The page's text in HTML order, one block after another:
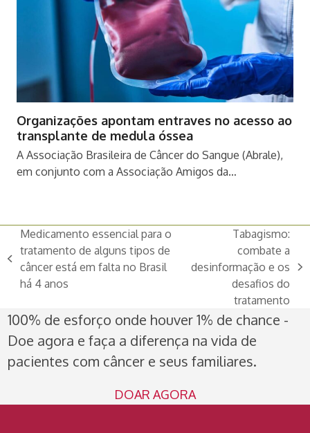
Organizações apontam entraves no acesso ao
transplante de medula óssea
A Associação Brasileira de Câncer do Sangue (Abrale),
em conjunto com a Associação Amigos da…
previous
post:
Medicamento essencial para o
tratamento de alguns tipos de
câncer está em falta no Brasil
há 4 anos
next
Tabagismo:
combate a
desinformação e os
desafios do
tratamento
100% de esforço onde houver 1% de chance -
Doe agora e faça a diferença na vida de
pacientes com câncer e seus familiares.
DOAR AGORA